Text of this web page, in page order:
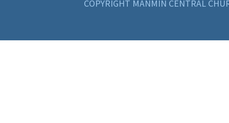
COPYRIGHT MANMIN CENTRAL